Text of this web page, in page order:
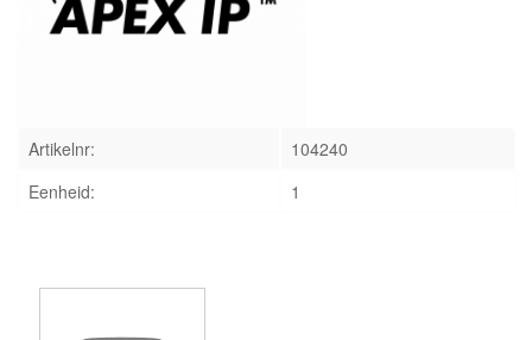
INLOGGEN
Artikelnr:
104240
Eenheid:
1